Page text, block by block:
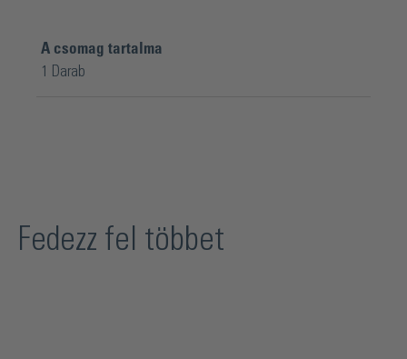
A csomag tartalma
1 Darab
Fedezz fel többet